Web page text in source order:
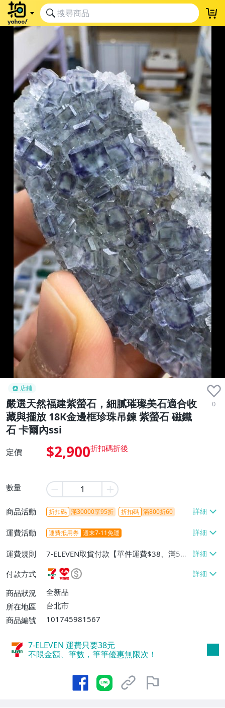
店鋪
嚴選天然福建紫螢石，細膩璀璨美石適合收
藏與擺放 18K金邊框珍珠吊鍊 紫螢石 磁鐵
石 卡爾內ssi
0
定價 $2,900
數量
商品活動 折扣碼 滿30000享95折 折扣碼 滿800折60
運費活動 運費抵用券 週末7-11免運
運費規則
7-ELEVEN取貨付款【單件運費$38、滿5件
或消費滿$1298免運費】、7-ELEVEN取貨
不付款【免運費】、萊爾富取貨付款【單件
運費$60、滿5件或消費滿$1298免運
費】、宅配/貨運【單件運費$120、滿5件
付款方式
商品狀況
全新品
所在地區
台北市
商品編號
101745981567
7-ELEVEN 運費只要38元
不限金額、筆數，筆筆優惠無限次！